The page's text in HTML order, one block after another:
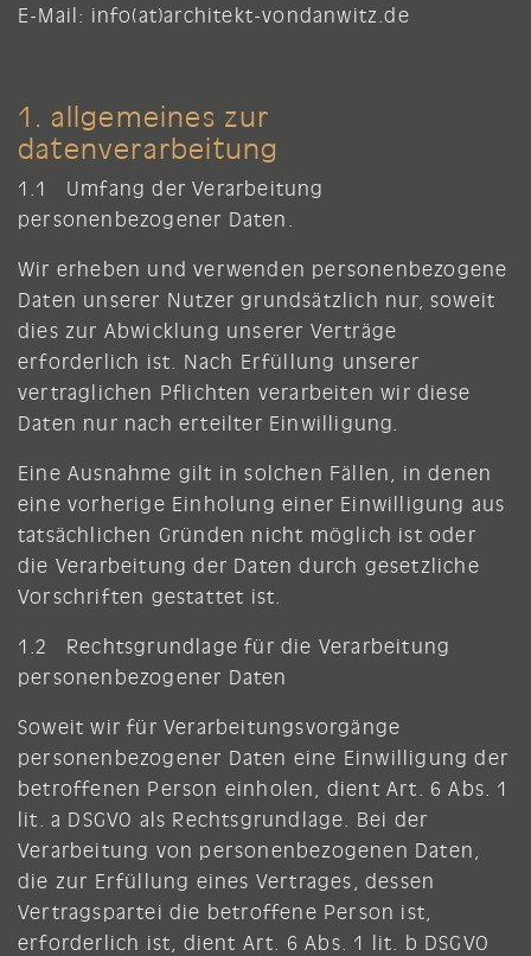
E-Mail: info(at)architekt-vondanwitz.de
1. allgemeines zur
datenverarbeitung
1.1 Umfang der Verarbeitung
personenbezogener Daten.
Wir erheben und verwenden personenbezogene
Daten unserer Nutzer grundsätzlich nur, soweit
dies zur Abwicklung unserer Verträge
erforderlich ist. Nach Erfüllung unserer
vertraglichen Pflichten verarbeiten wir diese
Daten nur nach erteilter Einwilligung.
Eine Ausnahme gilt in solchen Fällen, in denen
eine vorherige Einholung einer Einwilligung aus
tatsächlichen Gründen nicht möglich ist oder
die Verarbeitung der Daten durch gesetzliche
Vorschriften gestattet ist.
1.2 Rechtsgrundlage für die Verarbeitung
personenbezogener Daten
Soweit wir für Verarbeitungsvorgänge
personenbezogener Daten eine Einwilligung der
betroffenen Person einholen, dient Art. 6 Abs. 1
lit. a DSGVO als Rechtsgrundlage. Bei der
Verarbeitung von personenbezogenen Daten,
die zur Erfüllung eines Vertrages, dessen
Vertragspartei die betroffene Person ist,
erforderlich ist, dient Art. 6 Abs. 1 lit. b DSGVO